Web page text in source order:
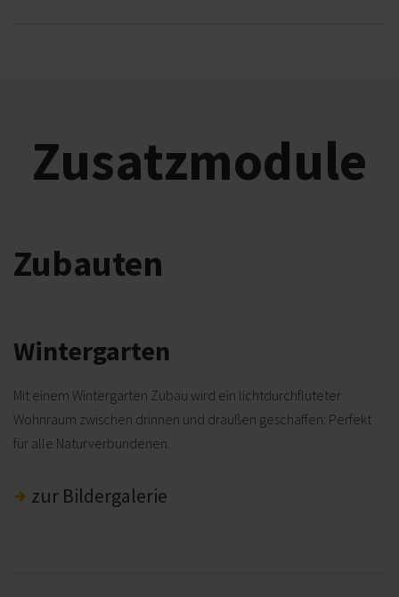
Zusatzmodule
Zubauten
Wintergarten
Mit einem Wintergarten Zubau wird ein lichtdurchfluteter
Wohnraum zwischen drinnen und draußen geschaffen: Perfekt
für alle Naturverbundenen.
zur Bildergalerie